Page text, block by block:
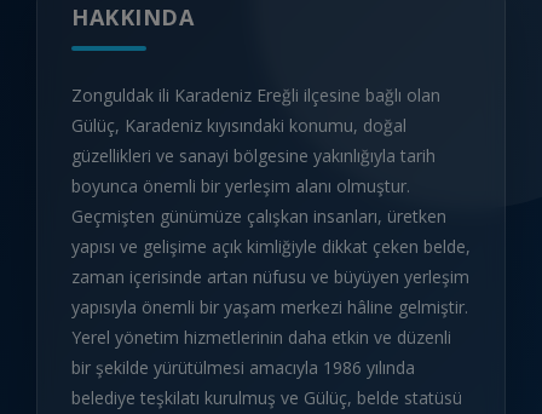
HAKKINDA
Zonguldak ili Karadeniz Ereğli ilçesine bağlı olan
Gülüç, Karadeniz kıyısındaki konumu, doğal
güzellikleri ve sanayi bölgesine yakınlığıyla tarih
boyunca önemli bir yerleşim alanı olmuştur.
Geçmişten günümüze çalışkan insanları, üretken
yapısı ve gelişime açık kimliğiyle dikkat çeken belde,
zaman içerisinde artan nüfusu ve büyüyen yerleşim
yapısıyla önemli bir yaşam merkezi hâline gelmiştir.
Yerel yönetim hizmetlerinin daha etkin ve düzenli
bir şekilde yürütülmesi amacıyla 1986 yılında
belediye teşkilatı kurulmuş ve Gülüç, belde statüsü